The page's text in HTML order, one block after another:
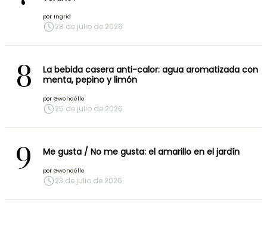
por Ingrid
28 de julio de 2026
8
La bebida casera anti-calor: agua aromatizada con
menta, pepino y limón
por Gwenaëlle
25 de julio de 2026
9 Me gusta / No me gusta: el amarillo en el jardín
por Gwenaëlle
23 de julio de 2026